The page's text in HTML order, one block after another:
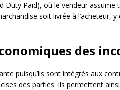
Duty Paid), où le vendeur assume
soit livrée à l’acheteur, y
des
puisqu’ils sont intégrés aux
des parties. Ils permettent